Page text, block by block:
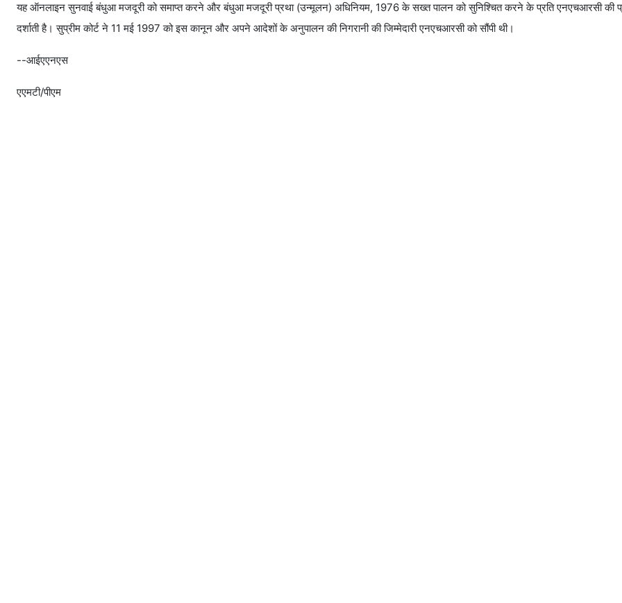
यह ऑनलाइन सुनवाई बंधुआ मजदूरी को समाप्त करने और बंधुआ मजदूरी प्रथा (उन्मूलन) अधिनियम, 1976 के सख्त पालन को सुनिश्चित करने के प्रति एनएचआरसी की
दर्शाती है। सुप्रीम कोर्ट ने 11 मई 1997 को इस कानून और अपने आदेशों के अनुपालन की निगरानी की जिम्मेदारी एनएचआरसी को सौंपी थी।
--आईएएनएस
एएमटी/पीएम